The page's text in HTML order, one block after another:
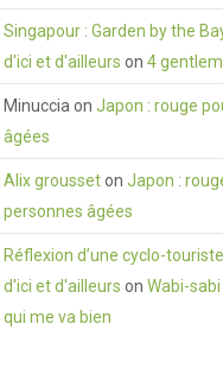
Singapour : Garden by the
d'ici et d'ailleurs on4
Minuccia onJapon : rouge
âgées
Alix groussetonJapon :
personnes âgées
Réflexion d’une cyclo-
d'ici et d'ailleurs onWabi-
qui me va bien